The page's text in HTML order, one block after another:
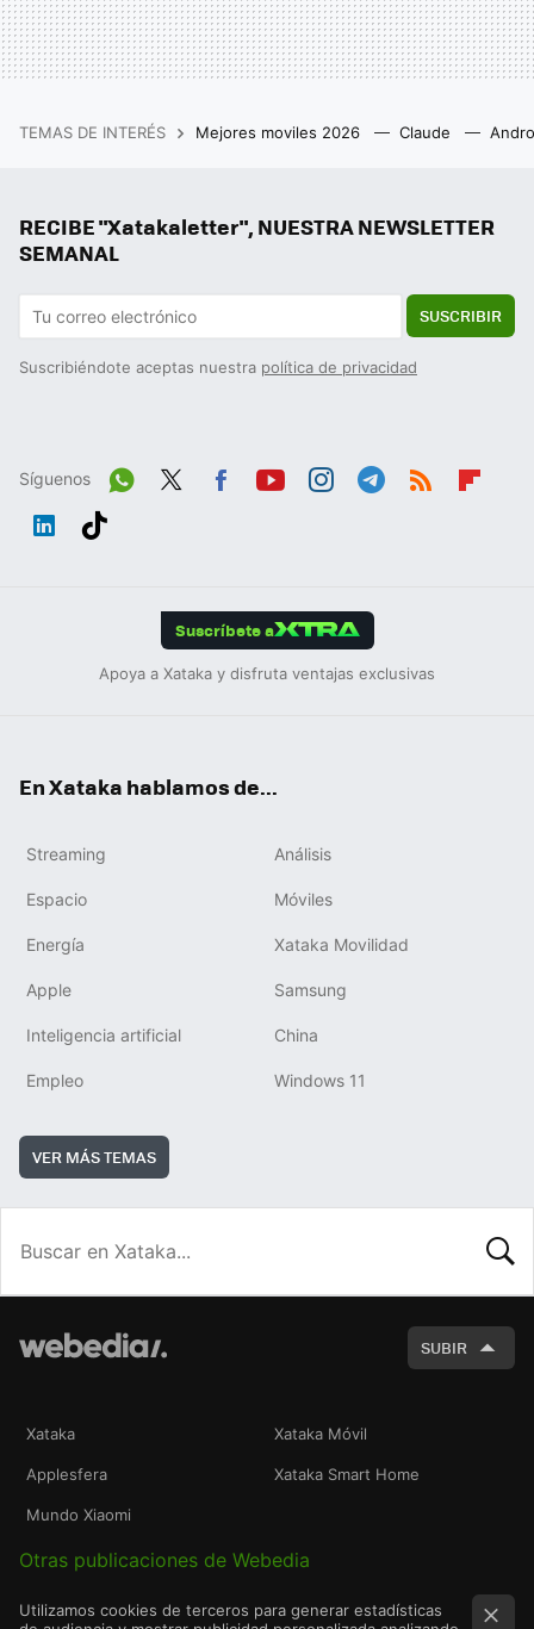
TEMAS DE INTERÉS Mejores moviles 2026 Claude
RECIBE "Xatakaletter", NUESTRA NEWSLETTER
SEMANAL
SUSCRIBIR
Suscribiéndote aceptas nuestra política de privacidad
Síguenos
Wh
Suscríbete a
Apoya a Xataka y disfruta ventajas exclusivas
En Xataka hablamos de...
Streaming Análisis
Espacio Móviles
Energía Xataka Movilidad
Apple Samsung
Inteligencia artificial China
Empleo Windows 11
VER MÁS TEMAS
SUBIR
Xataka Xataka Móvil
Applesfera Xataka Smart Home
Mundo Xiaomi
Otras publicaciones de Webedia
Utilizamos cookies de terceros para generar estadísticas